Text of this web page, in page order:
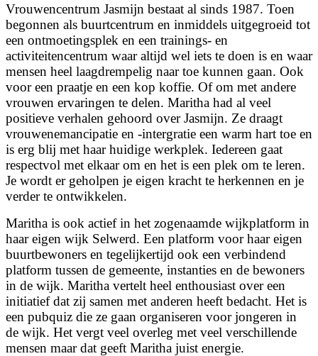
Vrouwencentrum Jasmijn bestaat al sinds 1987. Toen
begonnen als buurtcentrum en inmiddels uitgegroeid tot
een ontmoetingsplek en een trainings- en
activiteitencentrum waar altijd wel iets te doen is en waar
mensen heel laagdrempelig naar toe kunnen gaan. Ook
voor een praatje en een kop koffie. Of om met andere
vrouwen ervaringen te delen. Maritha had al veel
positieve verhalen gehoord over Jasmijn. Ze draagt
vrouwenemancipatie en -intergratie een warm hart toe en
is erg blij met haar huidige werkplek. Iedereen gaat
respectvol met elkaar om en het is een plek om te leren.
Je wordt er geholpen je eigen kracht te herkennen en je
verder te ontwikkelen.
Maritha is ook actief in het zogenaamde wijkplatform in
haar eigen wijk Selwerd. Een platform voor haar eigen
buurtbewoners en tegelijkertijd ook een verbindend
platform tussen de gemeente, instanties en de bewoners
in de wijk. Maritha vertelt heel enthousiast over een
initiatief dat zij samen met anderen heeft bedacht. Het is
een pubquiz die ze gaan organiseren voor jongeren in
de wijk. Het vergt veel overleg met veel verschillende
mensen maar dat geeft Maritha juist energie.